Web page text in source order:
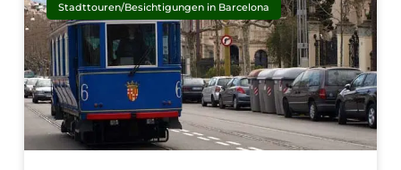
Stadttouren/Besichtigungen in Barcelona